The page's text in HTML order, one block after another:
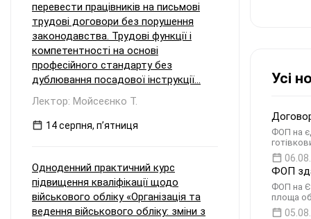
Усі
ФОП на
ФОП
ФОП на
площа
перевести працівників на письмові
трудові договори без порушення
законодавства. Трудові функції і
компетентності на основі
професійного стандарту без
дублювання посадової інструкції...
Лектор: Мойсеєнко Т.
14 серпня, пʼятниця
Одноденний практичний курс
підвищення кваліфікації щодо
військового обліку «Організація та
ведення військового обліку: зміни з